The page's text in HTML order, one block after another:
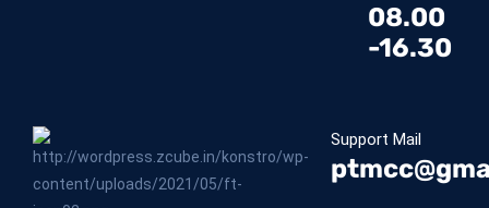
08.00
-16.30
Support Mail